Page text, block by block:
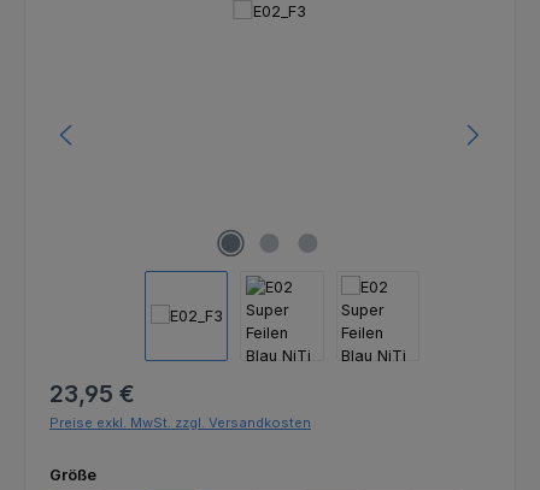
Regulärer Preis:
23,95 €
Preise exkl. MwSt. zzgl. Versandkosten
Größeauswählen